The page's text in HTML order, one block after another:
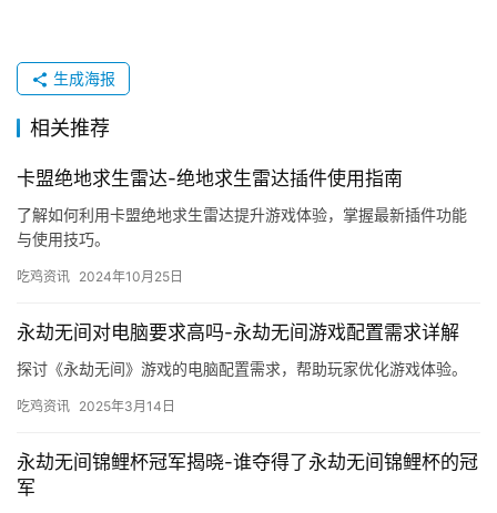
生成海报
相关推荐
卡盟绝地求生雷达-绝地求生雷达插件使用指南
了解如何利用卡盟绝地求生雷达提升游戏体验，掌握最新插件功能
与使用技巧。
吃鸡资讯 2024年10月25日
永劫无间对电脑要求高吗-永劫无间游戏配置需求详解
探讨《永劫无间》游戏的电脑配置需求，帮助玩家优化游戏体验。
吃鸡资讯 2025年3月14日
永劫无间锦鲤杯冠军揭晓-谁夺得了永劫无间锦鲤杯的冠
军